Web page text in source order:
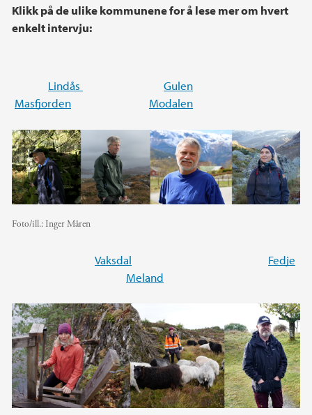
Klikk på de ulike kommunene for å lese mer om hvert
enkelt intervju:
Lindås
Gulen
Masfjorden
Modalen
Foto/ill.: Inger Måren
Vaksdal
Fedje
Meland